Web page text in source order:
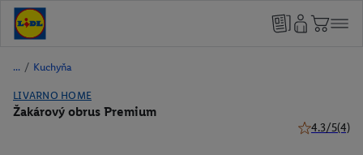
/ Kuchyňa
LIVARNO HOME
Žakárový obrus Premium
4.3/5(4)